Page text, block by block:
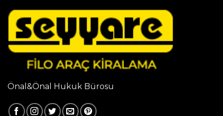
Önal&Önal Hukuk Bürosu